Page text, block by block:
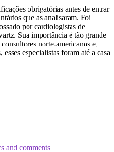
obrigatórias antes de entrar
que as analisaram. Foi
por cardiologistas de
Sua importância é tão grande
norte-americanos e,
especialistas foram até a casa
and comments